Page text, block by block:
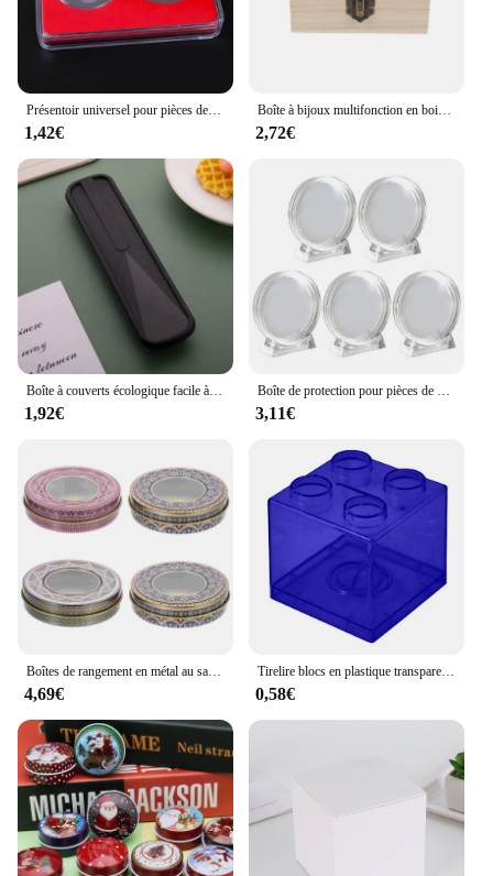
Présentoir universel pour pièces de monnaie, protection de boîte de collection d'évaluation, rangement commémoratif à 2 grilles, coffres-forts
1,42€
Boîte à bijoux multifonction en bois avec couvercle, conteneur de stockage, décoration d'intérieur
2,72€
Boîte à couverts écologique facile à utiliser, boîte à couverts simple d'extérieur, rangement domestique, collection d'ustensiles, boîte de rangement anti-poussière
1,92€
Boîte de protection pour pièces de monnaie en acrylique, vitrine ronde transparente, médaille commémorative, 4cm, 5 pièces
3,11€
4,69€
Tirelire blocs en plastique transparent, boîte d'économie de nuit de construction, tirelire, mallette de rangement de pièces de monnaie, boîtes à monnaie, jouet pour enfant, cadeau, décoration d'intérieur
0,58€